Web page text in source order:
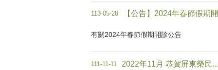
113-05-28 【公告】2024年春節假期
有關2024年春節假期開診公告
111-11-11 2022年11月 恭賀屏東榮民